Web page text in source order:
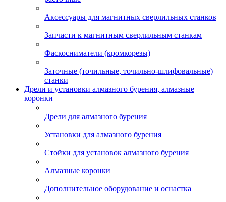
Аксессуары для магнитных сверлильных станков
Запчасти к магнитным сверлильным станкам
Фаскосниматели (кромкорезы)
Заточные (точильные, точильно-шлифовальные)
станки
Дрели и установки алмазного бурения, алмазные
коронки
Дрели для алмазного бурения
Установки для алмазного бурения
Стойки для установок алмазного бурения
Алмазные коронки
Дополнительное оборудование и оснастка